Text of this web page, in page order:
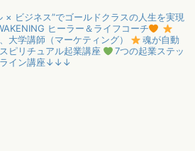
× ビジネス”でゴールドクラスの人生を実現
ヒーラー＆ライフコーチ
大学講師（マーケティング）
魂が自動
スピリチュアル起業講座
7つの起業ステッ
ライン講座↓↓↓